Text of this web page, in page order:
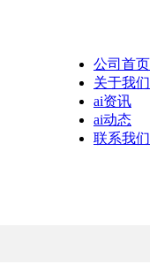
公司首页
关于我们
ai资讯
ai动态
联系我们